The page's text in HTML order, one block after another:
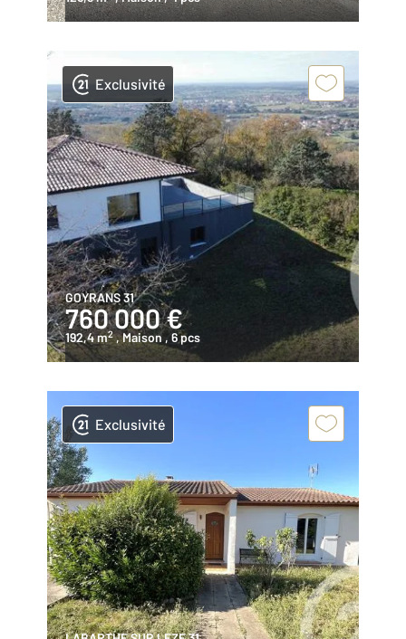
Exclusivité
GOYRANS 31
760 000 €
192,4 m2 , Maison , 6 pcs
Exclusivité